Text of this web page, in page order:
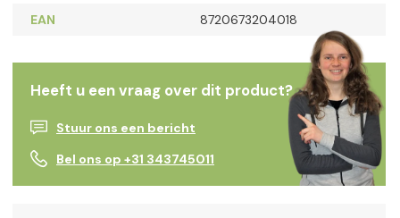
EAN
8720673204018
Heeft u een vraag over dit product?
Stuur ons een bericht
Bel ons op +31 343745011